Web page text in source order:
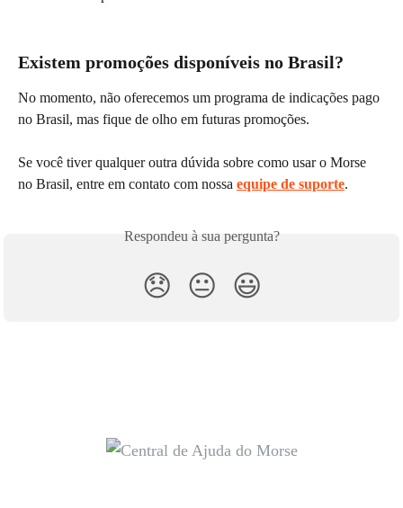
Existem promoções disponíveis no Brasil?
No momento, não oferecemos um programa de indicações pago
no Brasil, mas fique de olho em futuras promoções.
Se você tiver qualquer outra dúvida sobre como usar o Morse
no Brasil, entre em contato com nossa equipe de suporte.
Respondeu à sua pergunta?
😞 😐 😃